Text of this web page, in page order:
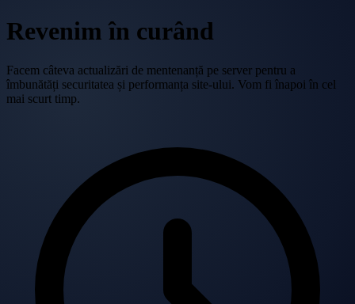
Revenim în curând
Facem câteva actualizări de mentenanță pe server pentru a
îmbunătăți securitatea și performanța site-ului. Vom fi înapoi în cel
mai scurt timp.